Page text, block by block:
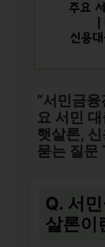
“서민금
요 서민
햇살론,
묻는 질문
Q. 서
살론이